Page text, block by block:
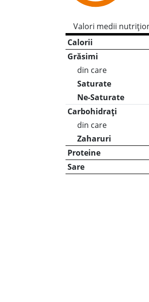
Valori medii
Calorii
Grăsimi
din care
Saturate
Ne-Saturate
Carbohidrați
din care
Zaharuri
Proteine
Sare